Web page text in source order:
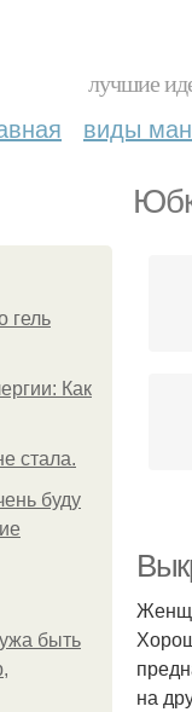
лучшие
виды
гель
Как
стала.
буду
быть
на